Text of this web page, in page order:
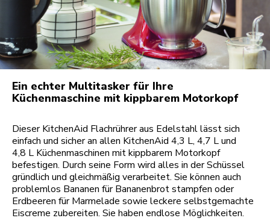
Ein echter Multitasker für Ihre
Küchenmaschine mit kippbarem Motorkopf
Dieser KitchenAid Flachrührer aus Edelstahl lässt sich
einfach und sicher an allen KitchenAid 4,3 L, 4,7 L und
4,8 L Küchenmaschinen mit kippbarem Motorkopf
befestigen. Durch seine Form wird alles in der Schüssel
gründlich und gleichmäßig verarbeitet. Sie können auch
problemlos Bananen für Bananenbrot stampfen oder
Erdbeeren für Marmelade sowie leckere selbstgemachte
Eiscreme zubereiten. Sie haben endlose Möglichkeiten.